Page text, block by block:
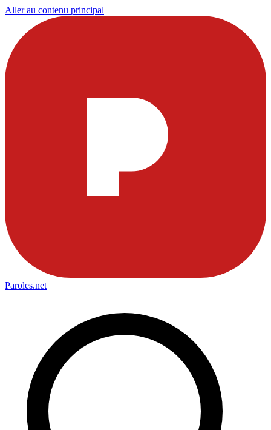
Aller au contenu principal
Paroles.net